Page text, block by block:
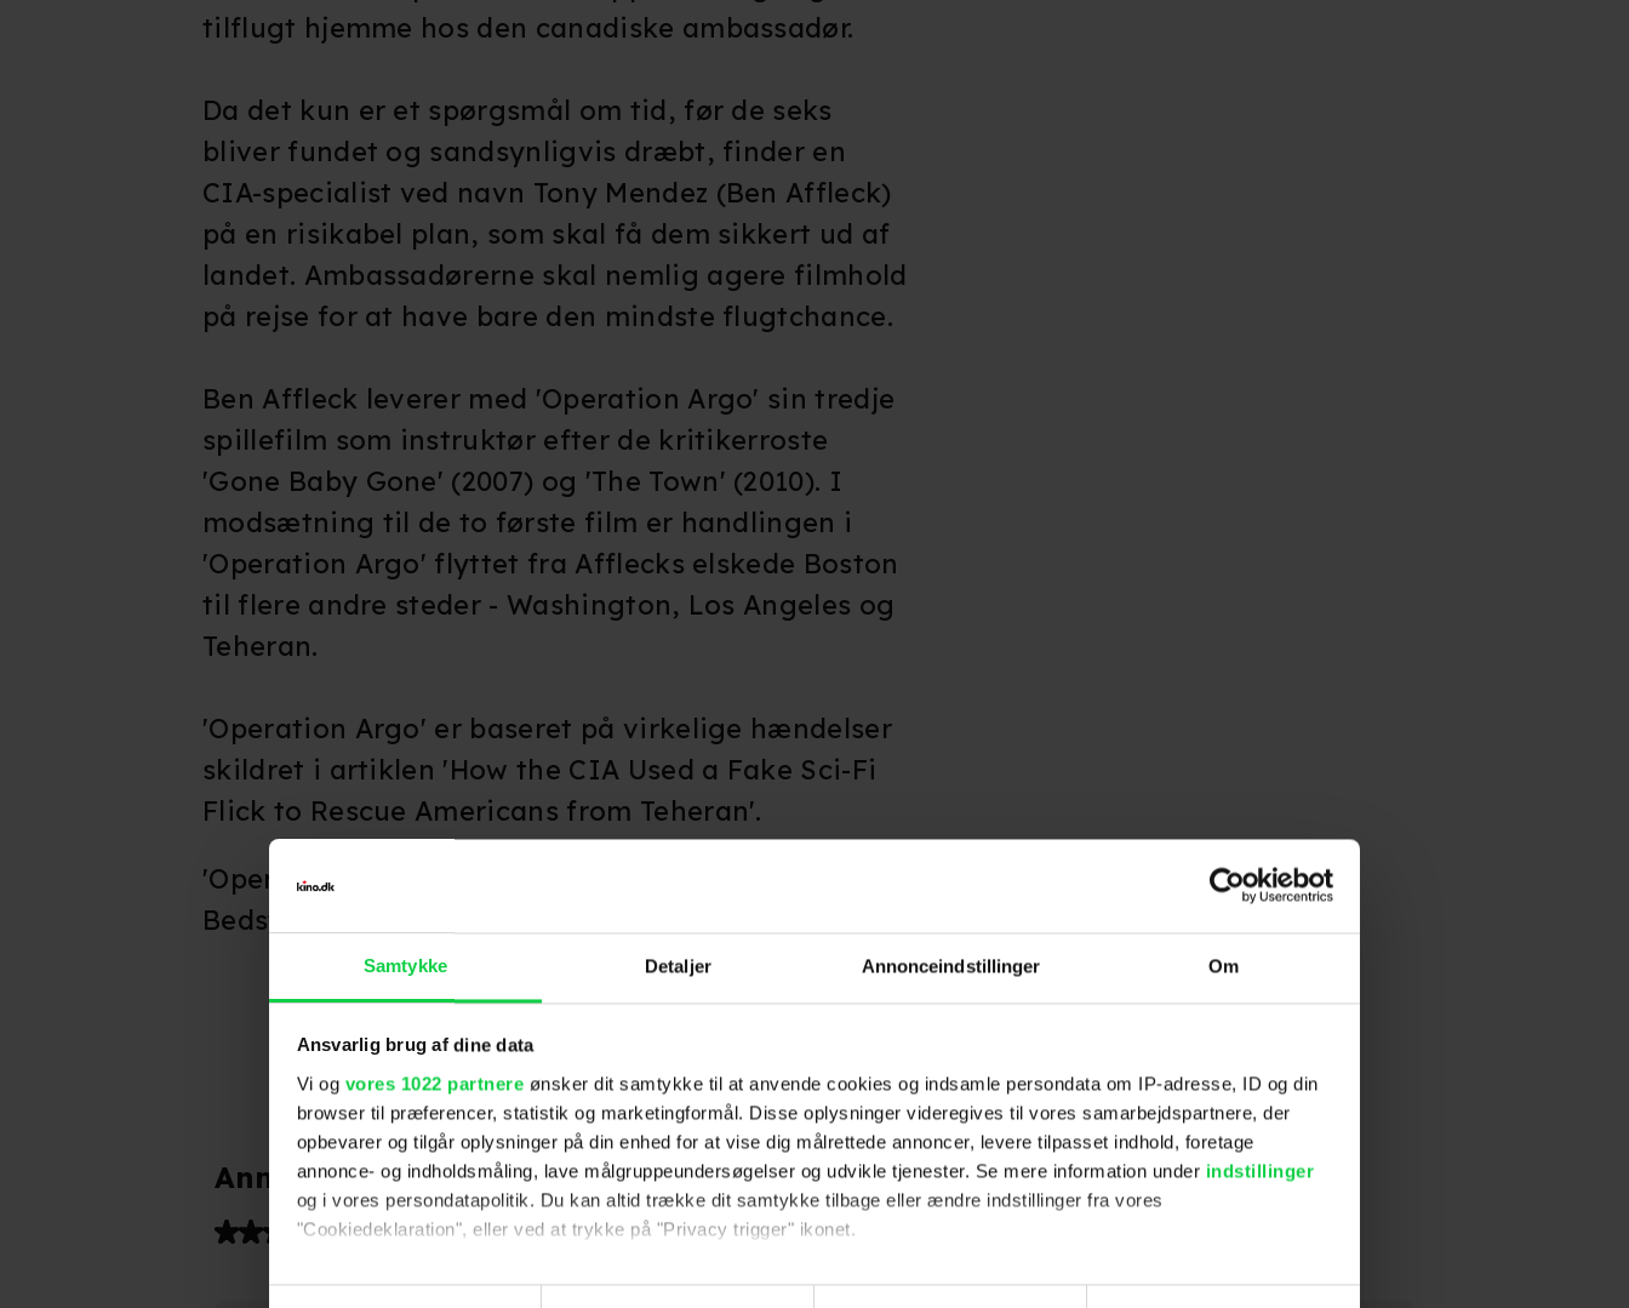
Samtykke Detaljer Annonceindstillinger Om
Ansvarlig brug af dine data
Vi og vores 1022 partnere ønsker dit samtykke til at anvende cookies og indsamle persondata om IP-adresse, ID og din
browser til præferencer, statistik og marketingformål. Disse oplysninger videregives til vores samarbejdspartnere, der
opbevarer og tilgår oplysninger på din enhed for at vise dig målrettede annoncer, levere tilpasset indhold, foretage
annonce- og indholdsmåling, lave målgruppeundersøgelser og udvikle tjenester. Se mere information under indstillinger
og i vores persondatapolitik. Du kan altid trække dit samtykke tilbage eller ændre indstillinger fra vores
"Cookiedeklaration", eller ved at trykke på "Privacy trigger" ikonet.
Hvis du tillader det, vil vi også gerne:
Anmeldelser fra medierne
(6)
tilflugt hjemme hos den canadiske ambassadør.
Da det kun er et spørgsmål om tid, før de seks
bliver fundet og sandsynligvis dræbt, finder en
CIA-specialist ved navn Tony Mendez (Ben Affleck)
på en risikabel plan, som skal få dem sikkert ud af
landet. Ambassadørerne skal nemlig agere filmhold
på rejse for at have bare den mindste flugtchance.
Ben Affleck leverer med 'Operation Argo' sin tredje
spillefilm som instruktør efter de kritikerroste
'Gone Baby Gone' (2007) og 'The Town' (2010). I
modsætning til de to første film er handlingen i
'Operation Argo' flyttet fra Afflecks elskede Boston
til flere andre steder - Washington, Los Angeles og
Teheran.
'Operation Argo' er baseret på virkelige hændelser
skildret i artiklen 'How the CIA Used a Fake Sci-Fi
Flick to Rescue Americans from Teheran'.
'Operation Argo' modtog tre Oscars, bl.a. for
Bedste film og Bedste manuskript.